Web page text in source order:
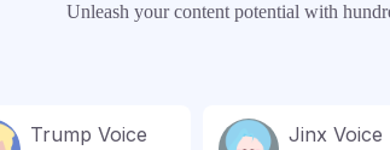
Unleash your content potential with
Trump Voice
Jinx Voice